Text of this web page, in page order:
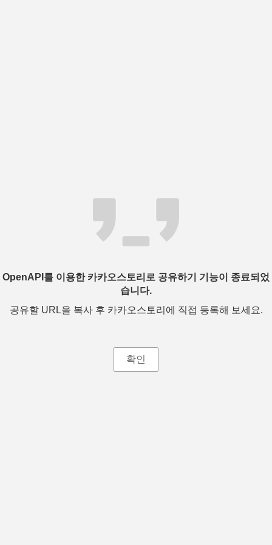
OpenAPI를 이용한 카카오스토리로 공유하기 기능이 종료되었
습니다.
공유할 URL을 복사 후 카카오스토리에 직접 등록해 보세요.
확인